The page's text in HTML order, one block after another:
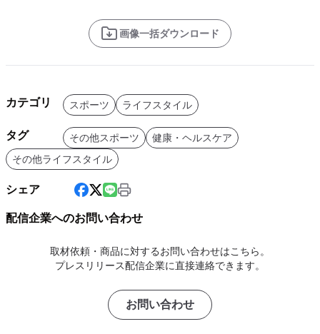
画像一括ダウンロード
カテゴリ スポーツ ライフスタイル
タグ その他スポーツ
健康・ヘルスケア
その他ライフスタイル
シェア
配信企業へのお問い合わせ
取材依頼・商品に対するお問い合わせはこちら。
プレスリリース配信企業に直接連絡できます。
お問い合わせ